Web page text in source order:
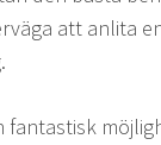
att anlita
fantastisk